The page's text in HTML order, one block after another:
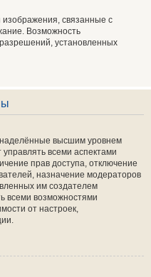
связанные с
Возможность
установленных
высшим уровнем
всеми аспектами
прав доступа, отключение
назначение модераторов
им создателем
всеми возможностями
от настроек,